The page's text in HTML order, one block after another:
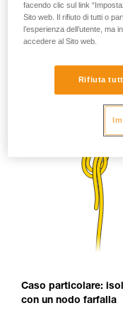
Caso particolare:
con un nodo farfalla
facendo clic sul link
Sito web. Il rifiuto di tutti o
l’esperienza dell’utente, ma
accedere al Sito web.
Rifiuta